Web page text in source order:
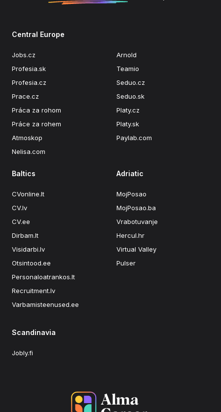
Central Europe
Jobs.cz
Profesia.sk
Profesia.cz
Prace.cz
Práca za rohom
Práce za rohem
Atmoskop
Nelisa.com
Arnold
Teamio
Seduo.cz
Seduo.sk
Platy.cz
Platy.sk
Paylab.com
Baltics
CVonline.lt
CV.lv
CV.ee
Dirbam.lt
Visidarbi.lv
Otsintood.ee
Personaloatrankos.lt
Recruitment.lv
Varbamisteenused.ee
Adriatic
MojPosao
MojPosao.ba
Vrabotuvanje
Hercul.hr
Virtual Valley
Pulser
Scandinavia
Jobly.fi